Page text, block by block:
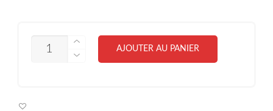
QUANTITÉ
AJOUTER AU PANIER